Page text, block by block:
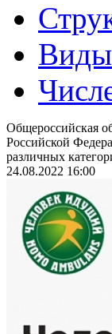
Виды
Общероссийская
Российской
различных
24.08.2022 16:00